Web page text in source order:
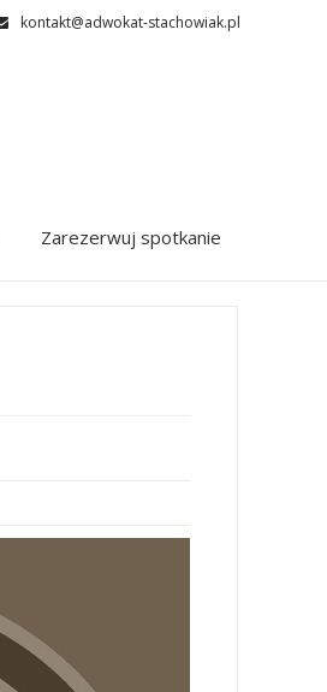
kontakt@adwokat-stachowiak.pl
Zarezerwuj spotkanie